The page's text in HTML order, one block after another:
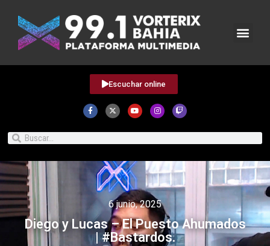
Escuchar online
6 junio, 2025
Diego y Lucas – El Puesto Ahumados
| #Bastardos.